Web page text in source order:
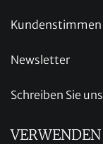
Kundenstimmen
Newsletter
Schreiben Sie uns